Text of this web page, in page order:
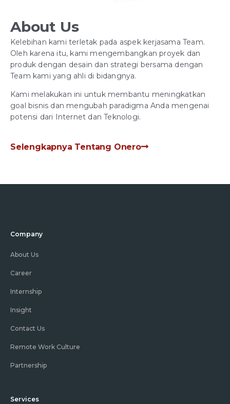
About Us
Kelebihan kami terletak pada aspek kerjasama Team.
Oleh karena itu, kami mengembangkan proyek dan
produk dengan desain dan strategi bersama dengan
Team kami yang ahli di bidangnya.
Kami melakukan ini untuk membantu meningkatkan
goal bisnis dan mengubah paradigma Anda mengenai
potensi dari Internet dan Teknologi.
Selengkapnya Tentang Onero
Company
About Us
Career
Internship
Insight
Contact Us
Remote Work Culture
Partnership
Services